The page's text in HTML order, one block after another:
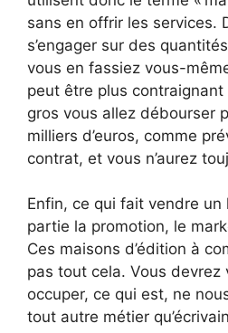
sans en offrir les services.
s’engager sur des
vous en fassiez vous-
peut être plus contraignant
gros vous allez débourser
milliers d’euros, comme
contrat, et vous n’aurez
Enfin, ce qui fait vendre un
partie la promotion, le
Ces maisons d’édition à
pas tout cela. Vous devrez
occuper, ce qui est, ne
tout autre métier